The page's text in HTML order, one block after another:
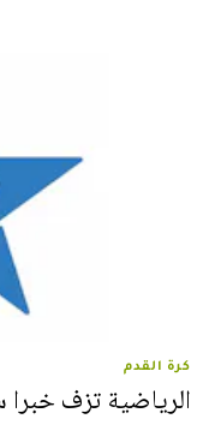
كرة القدم
الرياضية تزف خبرا